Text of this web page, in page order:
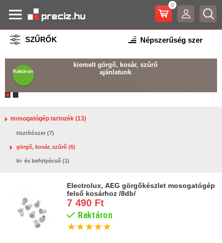
0
Raktáron
kiemelt görgő, kosár, szűrő
ajánlatunk
mosogatógép tartozék (13)
tisztítószer (7)
görgő, kosár, szűrő (6)
ki- és befolyócső (1)
SZŰRŐK
Electrolux, AEG görgőkészlet mosogatógép
felső kosárhoz /8db/
7 490 Ft
Raktáron
★★★★★